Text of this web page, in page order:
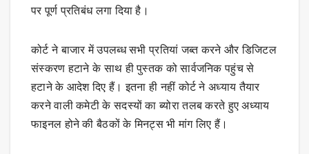
पर पूर्ण प्रतिबंध लगा दिया है।
कोर्ट ने बाजार में उपलब्ध सभी प्रतियां जब्त करने और डिजिटल
संस्करण हटाने के साथ ही पुस्तक को सार्वजनिक पहुंच से
हटाने के आदेश दिए हैं। इतना ही नहीं कोर्ट ने अध्याय तैयार
करने वाली कमेटी के सदस्यों का ब्योरा तलब करते हुए अध्याय
फाइनल होने की बैठकों के मिनट्स भी मांग लिए हैं।